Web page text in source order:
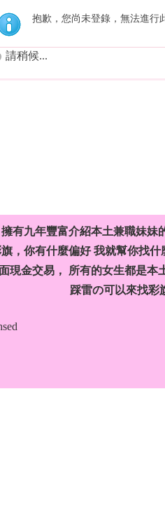
抱歉，您尚未登錄，無法進行
請稍候...
有九年豐富介紹本土兼職妹
，你有什麼偏好 我就幫你找
現金交易， 所有的女生都是
踩雷の可以來找彩